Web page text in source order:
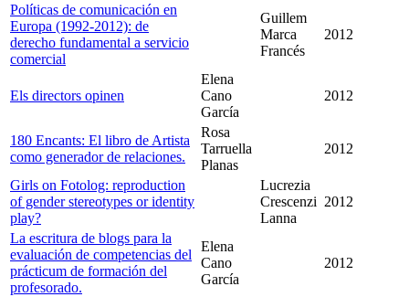
Políticas de comunicación en
Europa (1992-2012): de
derecho fundamental a servicio
comercial
Guillem
Marca
Francés
2012
Els directors opinen
Elena
Cano
García
2012
180 Encants: El libro de Artista
como generador de relaciones.
Rosa
Tarruella
Planas
2012
Girls on Fotolog: reproduction
of gender stereotypes or identity
play?
Lucrezia
Crescenzi
Lanna
2012
La escritura de blogs para la
evaluación de competencias del
prácticum de formación del
profesorado.
Elena
Cano
García
2012